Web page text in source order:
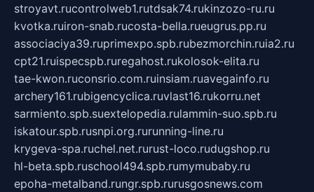
stroyavt.rucontrolweb1.rutdsak74.rukinzozo-ru.ru
kvotka.ruiron-snab.rucosta-bella.rueugrus.pp.ru
associaciya39.ruprimexpo.spb.rubezmorchin.ruia2.ru
cpt21.ruispecspb.ruregahost.rukolosok-elita.ru
tae-kwon.ruconsrio.com.ruinsiam.ruavegainfo.ru
archery161.rubigencyclica.ruvlast16.rukorru.net
sarmiento.spb.suextelopedia.rulammin-suo.spb.ru
iskatour.spb.rusnpi.org.rurunning-line.ru
krygeva-spa.ruchel.net.rurust-loco.rudugshop.ru
hl-beta.spb.ruschool494.spb.rumymubaby.ru
epoha-metalband.rungr.spb.rurusgosnews.com